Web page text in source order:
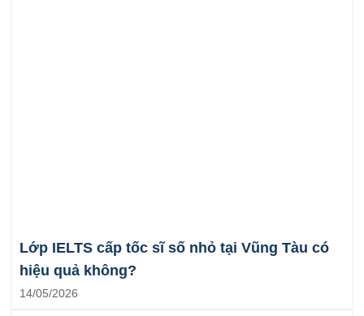
Lớp IELTS cấp tốc sĩ số nhỏ tại Vũng Tàu có
hiệu quả không?
14/05/2026